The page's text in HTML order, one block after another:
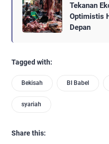
Tekanan
Optimistis
Depan
Tagged with:
Bekisah BI Babel
syariah
Share this: